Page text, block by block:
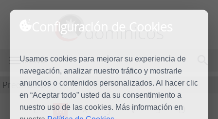
Configuración de Cookies
Usamos cookies para mejorar su experiencia de
navegación, analizar nuestro tráfico y mostrarle
anuncios o contenidos personalizados. Al hacer clic
en “Aceptar todo” usted da su consentimiento a
nuestro uso de las cookies. Más información en
dominicos
MENÚ
Predicación
L M X J V S D